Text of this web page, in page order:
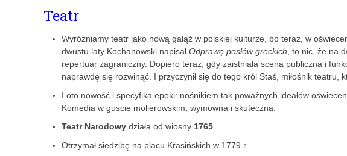
Teatr
Wyróżniamy teatr jako nową gałąź w polskiej kulturze, bo teraz, w
dwustu laty Kochanowski napisał Odprawę posłów greckich , to nic, że na
repertuar zagraniczny. Dopiero teraz, gdy zaistniała scena publiczna i
naprawdę się rozwinąć. I przyczynił się do tego król Staś, miłośnik teatru,
I oto nowość i specyfika epoki: nośnikiem tak poważnych ideałów
Komedia w guście molierowskim, wymowna i skuteczna.
Teatr Narodowy działa od wiosny 1765
Otrzymał siedzibę na placu Krasińskich w 1779 r.